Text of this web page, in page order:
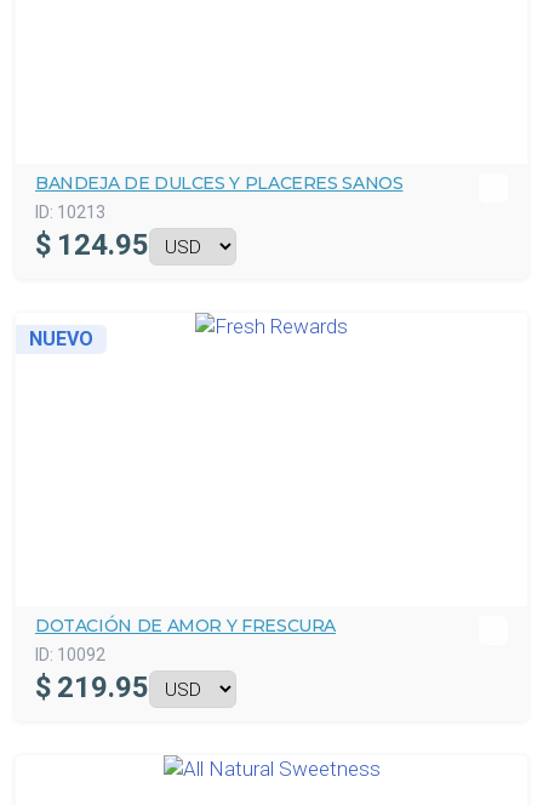
BANDEJA DE DULCES Y PLACERES SANOS
ID: 10213
$ 124.95
NUEVO
DOTACIÓN DE AMOR Y FRESCURA
ID: 10092
$ 219.95